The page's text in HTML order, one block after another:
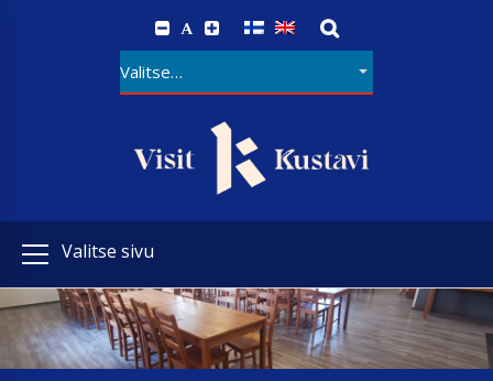
A
Valitse sivu